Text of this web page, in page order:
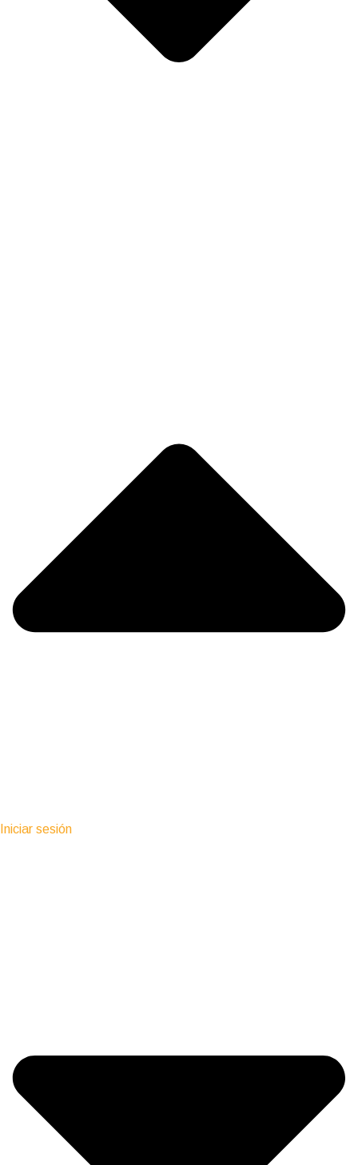
Iniciar sesión